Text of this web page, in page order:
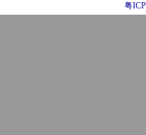
粤